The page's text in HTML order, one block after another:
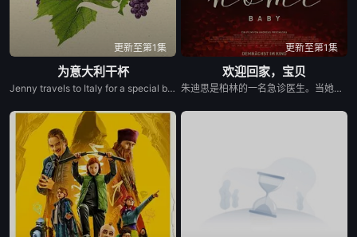
更新至第1集
为意大利干杯
Jenny travels to Italy for a special bottle of wine for her sister&#39;s wedding. She meets Arrigo, also looking for the famous &quot;Love Wine&quot; and together their search leads to a love of their own.
更新至第1集
欢迎回家，宝贝
朱迪思是柏林的一名急诊医生。当她从奥地利的一家人那里继承了一栋房子，而这家人正是她在童年时期被送给的收养家庭时，她踏上了揭开自己身世之谜的旅程。然而，这一探寻最终变成了一场噩梦般的探索，不仅揭开了过去的面纱，还深入到了她灵魂深处的黑暗地带。